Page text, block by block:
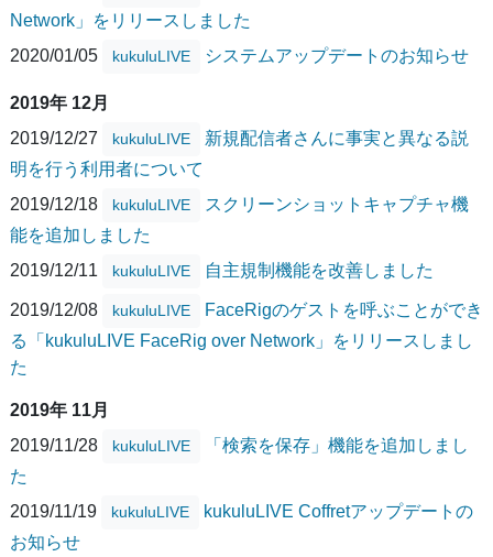
Network」をリリースしました
2020/01/05
kukuluLIVE システムアップデートのお知らせ
2019年 12月
2019/12/27
kukuluLIVE
新規配信者さんに事実と異なる説
明を行う利用者について
2019/12/18
kukuluLIVE
スクリーンショットキャプチャ機
能を追加しました
2019/12/11
kukuluLIVE 自主規制機能を改善しました
2019/12/08 kukuluLIVE
FaceRigのゲストを呼ぶことができ
る「kukuluLIVE FaceRig over Network」をリリースしまし
た
2019年 11月
2019/11/28
kukuluLIVE
「検索を保存」機能を追加しまし
た
2019/11/19
kukuluLIVE
kukuluLIVE Coffretアップデートの
お知らせ